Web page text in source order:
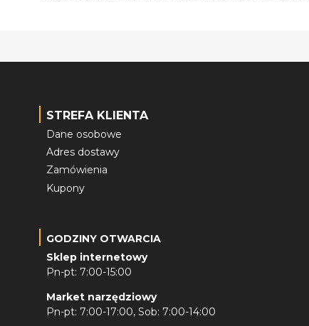
STREFA KLIENTA
Dane osobowe
Adres dostawy
Zamówienia
Kupony
GODZINY OTWARCIA
Sklep internetowy
Pn-pt: 7:00-15:00
Market narzędziowy
Pn-pt: 7:00-17:00, Sob: 7:00-14:00